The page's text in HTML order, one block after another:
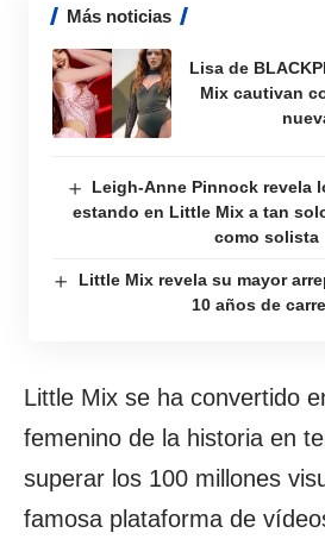
Más noticias
Lisa de
Mix cautivan
Leigh-Anne Pinnock revela
estando en Little Mix a tan
como solista
Little Mix revela su mayor
10 años de
Little Mix se ha convertido
femenino de la historia en
superar los 100 millones
famosa plataforma de